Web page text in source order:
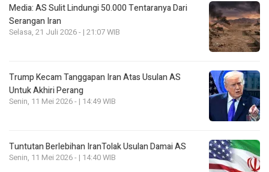
Media: AS Sulit Lindungi 50.000 Tentaranya Dari
Serangan Iran
Selasa, 21 Juli 2026 - | 21:07 WIB
Trump Kecam Tanggapan Iran Atas Usulan AS
Untuk Akhiri Perang
Senin, 11 Mei 2026 - | 14:49 WIB
Tuntutan Berlebihan IranTolak Usulan Damai AS
Senin, 11 Mei 2026 - | 14:40 WIB